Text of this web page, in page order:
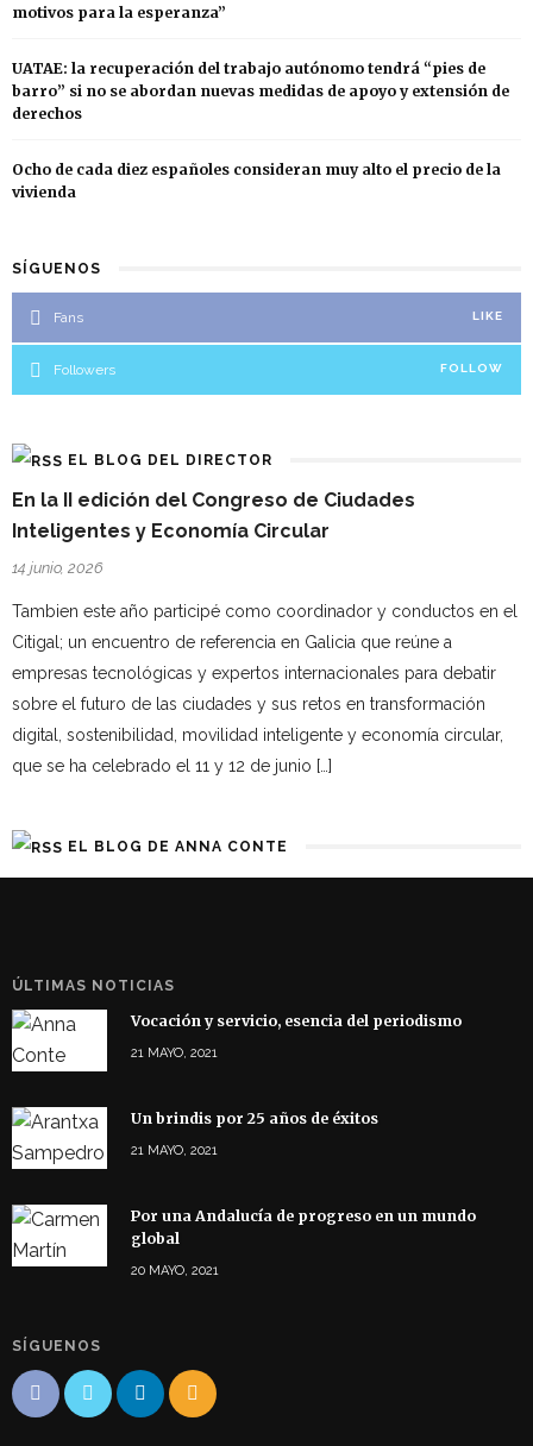
motivos para la esperanza”
UATAE: la recuperación del trabajo autónomo tendrá “pies de
barro” si no se abordan nuevas medidas de apoyo y extensión de
derechos
Ocho de cada diez españoles consideran muy alto el precio de la
vivienda
SÍGUENOS
Fans LIKE
Followers FOLLOW
EL BLOG DEL DIRECTOR
En la II edición del Congreso de Ciudades
Inteligentes y Economía Circular
14 junio, 2026
Tambien este año participé como coordinador y conductos en el
Citigal; un encuentro de referencia en Galicia que reúne a
empresas tecnológicas y expertos internacionales para debatir
sobre el futuro de las ciudades y sus retos en transformación
digital, sostenibilidad, movilidad inteligente y economía circular,
que se ha celebrado el 11 y 12 de junio […]
EL BLOG DE ANNA CONTE
ÚLTIMAS NOTICIAS
Vocación y servicio, esencia del periodismo
21 MAYO, 2021
Un brindis por 25 años de éxitos
21 MAYO, 2021
Por una Andalucía de progreso en un mundo
global
20 MAYO, 2021
SÍGUENOS